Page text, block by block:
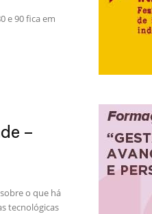
e 90 fica em
–
o que há
tecnológicas